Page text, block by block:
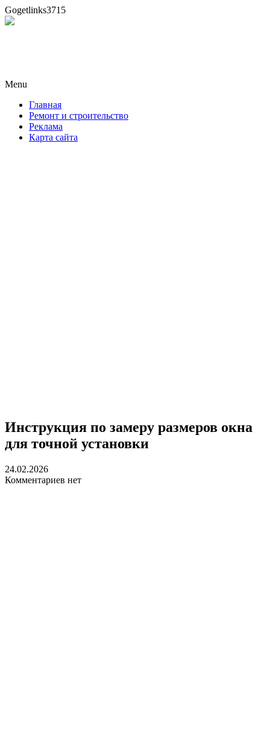
Gogetlinks3715
Menu
content
Главная
Ремонт и строительство
Реклама
Карта сайта
Инструкция по замеру размеров окна
для точной установки
24.02.2026
Комментариев нет